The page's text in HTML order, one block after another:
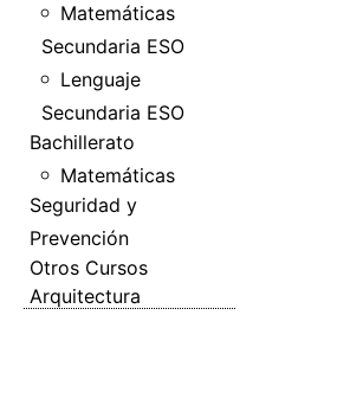
Matemáticas
Secundaria ESO
Lenguaje
Secundaria ESO
Bachillerato
Matemáticas
Seguridad y
Prevención
Otros Cursos
Arquitectura